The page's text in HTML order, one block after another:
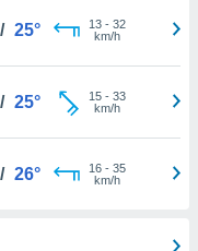
/ 25° 13- 32
km/h
/ 25° 15- 33
km/h
/ 26° 16- 35
km/h